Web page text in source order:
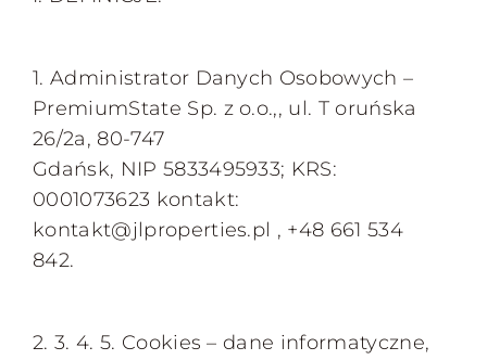
Flipuj
Komercyjne
Analizuj Grunt
Oferty Dyskretne
1. Administrator Danych Osobowych –
PremiumState Sp. z o.o.,, ul. T oruńska
26/2a, 80-747
Gdańsk, NIP 5833495933; KRS:
0001073623 kontakt:
kontakt@jlproperties.pl , +48 661 534
842.
2. 3. 4. 5. Cookies – dane informatyczne,